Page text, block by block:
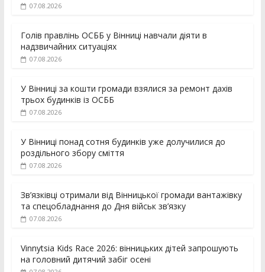
07.08.2026
Голів правлінь ОСББ у Вінниці навчали діяти в
надзвичайних ситуаціях
07.08.2026
У Вінниці за кошти громади взялися за ремонт дахів
трьох будинків із ОСББ
07.08.2026
У Вінниці понад сотня будинків уже долучилися до
роздільного збору сміття
07.08.2026
Зв’язківці отримали від Вінницької громади вантажівку
та спецобладнання до Дня військ зв’язку
07.08.2026
Vinnytsia Kids Race 2026: вінницьких дітей запрошують
на головний дитячий забіг осені